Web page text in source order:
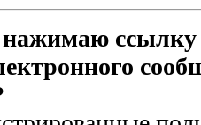
нажимаю